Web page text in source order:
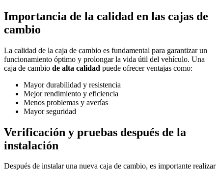
Importancia de la calidad en las cajas de
cambio
La calidad de la caja de cambio es fundamental para garantizar un
funcionamiento óptimo y prolongar la vida útil del vehículo. Una
caja de cambio de alta calidad puede ofrecer ventajas como:
Mayor durabilidad y resistencia
Mejor rendimiento y eficiencia
Menos problemas y averías
Mayor seguridad
Verificación y pruebas después de la
instalación
Después de instalar una nueva caja de cambio, es importante realizar